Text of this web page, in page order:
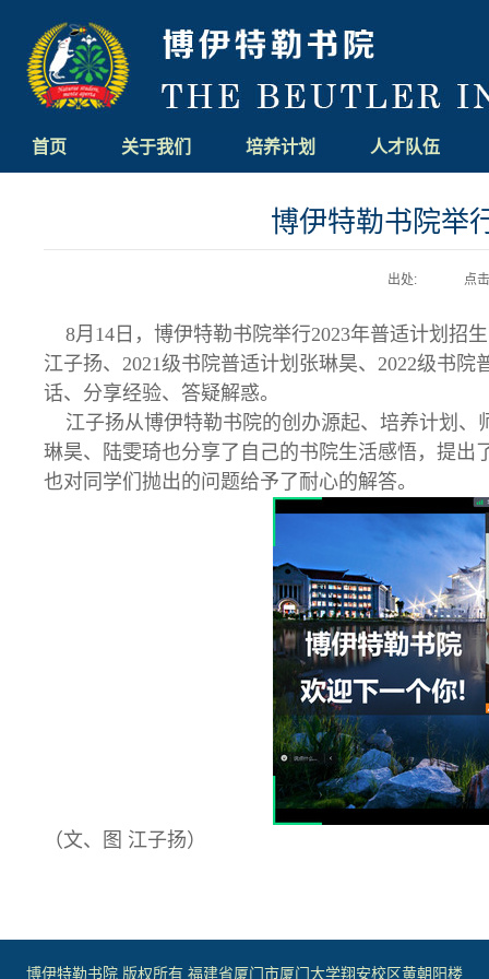
首页 关于我们 培养计划 人才队伍
博伊特勒书院举
出处: 点
8月14日，博伊特勒书院举行2023年普适计划招
江子扬、2021级书院普适计划张琳昊、2022级书
话、 分享经验、 答疑解惑。
江子扬从博伊特勒书院的创办源起、培养计划、
琳昊、陆雯琦也分享了自己的书院生活感悟，提
也对同学们抛出的问题给予了耐心的解答。
（文、图 江子扬）
博伊特勒书院 版权所有 福建省厦门市厦门大学翔安校区黄朝阳楼